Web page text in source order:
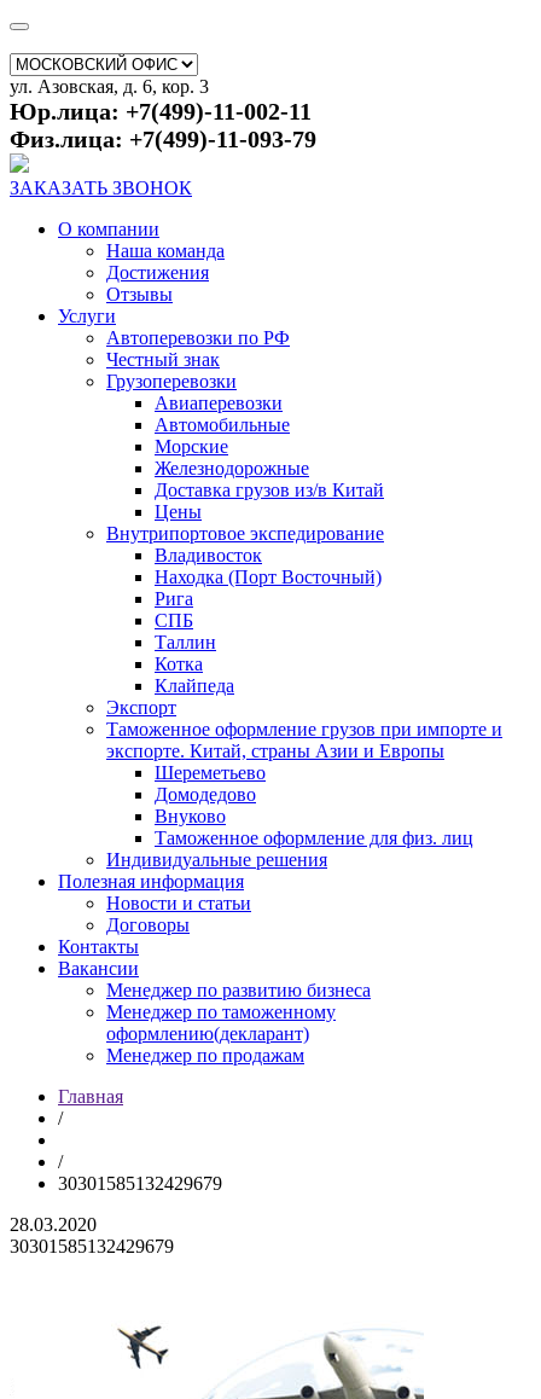
ул. Азовская, д. 6, кор. 3
Юр.лица: +7(499)-11-002-11
Физ.лица: +7(499)-11-093-79
ЗАКАЗАТЬ ЗВОНОК
О компании
Наша команда
Достижения
Отзывы
Услуги
Автоперевозки по РФ
Честный знак
Грузоперевозки
Авиаперевозки
Автомобильные
Морские
Железнодорожные
Доставка грузов из/в Китай
Цены
Внутрипортовое экспедирование
Владивосток
Находка (Порт Восточный)
Рига
СПБ
Таллин
Котка
Клайпеда
Экспорт
Таможенное оформление грузов при импорте и
экспорте. Китай, страны Азии и Европы
Шереметьево
Домодедово
Внуково
Таможенное оформление для физ. лиц
Индивидуальные решения
Полезная информация
Новости и статьи
Договоры
Контакты
Вакансии
Менеджер по развитию бизнеса
Менеджер по таможенному
оформлению(декларант)
Менеджер по продажам
Главная
/
/
30301585132429679
28.03.2020
30301585132429679